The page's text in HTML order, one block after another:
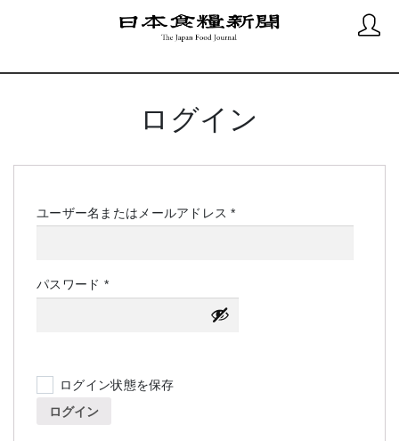
ログイン
ユーザー名またはメールアドレス*必
パスワード *必
須
ログイン状態を保存
ログイン